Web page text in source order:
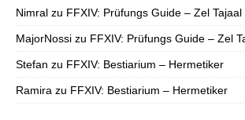
Nimral zu FFXIV: Prüfungs Guide – Zel Tajaal
MajorNossi zu FFXIV: Prüfungs Guide – Zel
Stefan zu FFXIV: Bestiarium – Hermetiker
Ramira zu FFXIV: Bestiarium – Hermetiker